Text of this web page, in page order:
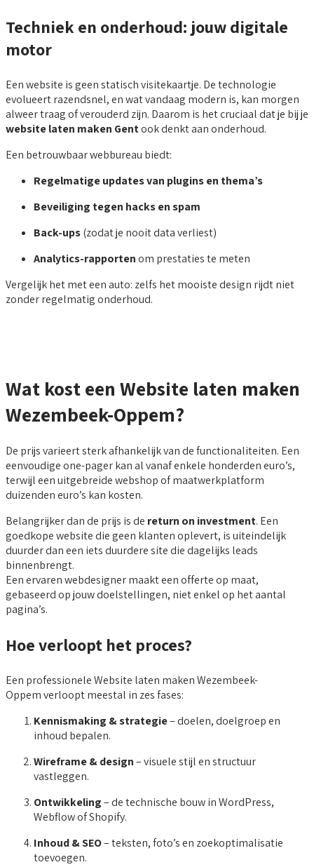
Techniek en onderhoud: jouw digitale
motor
Een website is geen statisch visitekaartje. De technologie
evolueert razendsnel, en wat vandaag modern is, kan morgen
alweer traag of verouderd zijn. Daarom is het cruciaal dat je bij je
website laten maken Gentook denkt aan onderhoud.
Een betrouwbaar webbureau biedt:
Regelmatige updates van plugins en thema’s
Beveiliging tegen hacks en spam
Back-ups(zodat je nooit data verliest)
Analytics-rapportenom prestaties te meten
Vergelijk het met een auto: zelfs het mooiste design rijdt niet
zonder regelmatig onderhoud.
Wat kost een Website laten maken
Wezembeek-Oppem?
De prijs varieert sterk afhankelijk van de functionaliteiten. Een
eenvoudige one-pager kan al vanaf enkele honderden euro’s,
terwijl een uitgebreide webshop of maatwerkplatform
duizenden euro’s kan kosten.
Belangrijker dan de prijs is de return on investment. Een
goedkope website die geen klanten oplevert, is uiteindelijk
duurder dan een iets duurdere site die dagelijks leads
binnenbrengt.
Een ervaren webdesigner maakt een offerte op maat,
gebaseerd op jouw doelstellingen, niet enkel op het aantal
pagina’s.
Hoe verloopt het proces?
Een professionele Website laten maken Wezembeek-
Oppem verloopt meestal in zes fases:
Kennismaking & strategie– doelen, doelgroep en
inhoud bepalen.
Wireframe & design– visuele stijl en structuur
vastleggen.
Ontwikkeling– de technische bouw in WordPress,
Webflow of Shopify.
Inhoud & SEO– teksten, foto’s en zoekoptimalisatie
toevoegen.